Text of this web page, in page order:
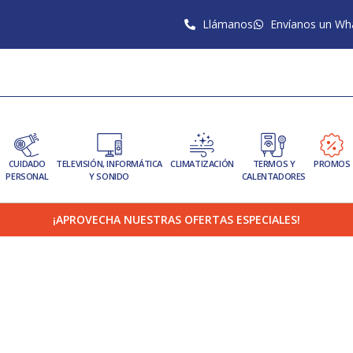
Llámanos Envíanos un
CUIDADO
PERSONAL
TELEVISIÓN, INFORMÁTICA
Y SONIDO
CLIMATIZACIÓN
TERMOS Y
CALENTADORES
PROMOS
¡APROVECHA NUESTRAS OFERTAS ESPECIALES!